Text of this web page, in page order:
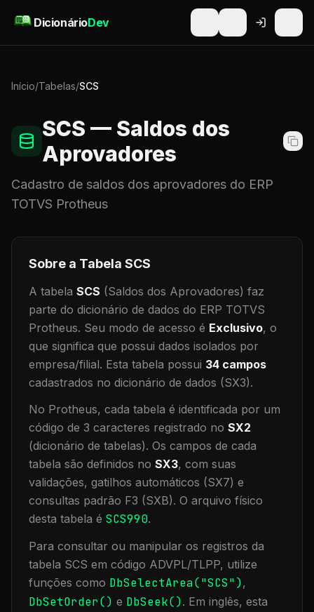
DicionárioDev
Início/Tabelas/SCS
SCS — Saldos dos
Aprovadores
Cadastro de saldos dos aprovadores do ERP
TOTVS Protheus
Sobre a Tabela SCS
A tabela SCS (Saldos dos Aprovadores) faz
parte do dicionário de dados do ERP TOTVS
Protheus. Seu modo de acesso é Exclusivo, o
que significa que possui dados isolados por
empresa/filial. Esta tabela possui 34 campos
cadastrados no dicionário de dados (SX3).
No Protheus, cada tabela é identificada por um
código de 3 caracteres registrado no SX2
(dicionário de tabelas). Os campos de cada
tabela são definidos no SX3, com suas
validações, gatilhos automáticos (SX7) e
consultas padrão F3 (SXB). O arquivo físico
desta tabela é SCS990.
Para consultar ou manipular os registros da
tabela SCS em código ADVPL/TLPP, utilize
funções como DbSelectArea("SCS"),
DbSetOrder() e DbSeek(). Em inglês, esta